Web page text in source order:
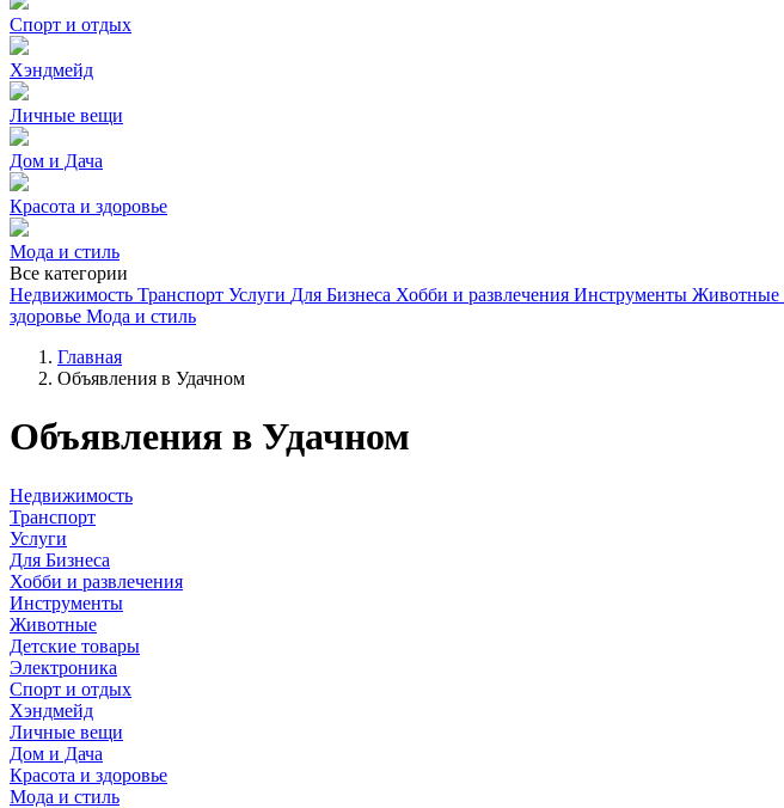
Спорт и отдых
Хэндмейд
Личные вещи
Дом и Дача
Красота и здоровье
Мода и стиль
Все категории
Недвижимость Транспорт Услуги Для Бизнеса Хобби и развлечения Инструменты Животные
здоровье Мода и стиль
Главная
Объявления в Удачном
Объявления в Удачном
Недвижимость
Транспорт
Услуги
Для Бизнеса
Хобби и развлечения
Инструменты
Животные
Детские товары
Электроника
Спорт и отдых
Хэндмейд
Личные вещи
Дом и Дача
Красота и здоровье
Мода и стиль